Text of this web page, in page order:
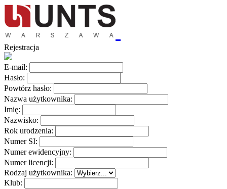
Rejestracja
E-mail:
Hasło:
Powtórz hasło:
Nazwa użytkownika:
Imię:
Nazwisko:
Rok urodzenia:
Numer SI:
Numer ewidencyjny:
Numer licencji:
Rodzaj użytkownika:
Klub: